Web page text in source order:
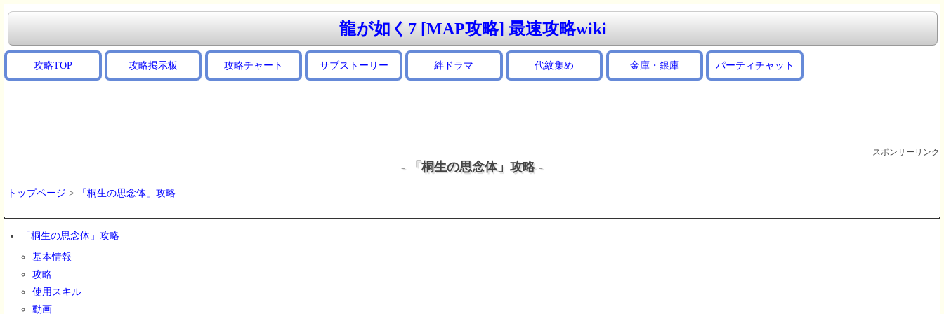
龍が如く7 [MAP攻略] 最速攻略wiki
攻略TOP 攻略掲示板 攻略チャート サブストーリー 絆ドラマ 代紋集め 金庫・銀庫 パーティチャット
スポンサーリンク
- 「桐生の思念体」攻略 -
トップページ > 「桐生の思念体」攻略
「桐生の思念体」攻略
基本情報
攻略
使用スキル
動画